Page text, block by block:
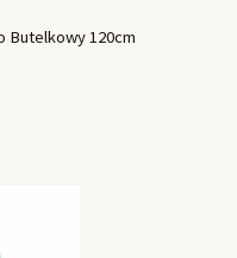
Butelkowy 120cm